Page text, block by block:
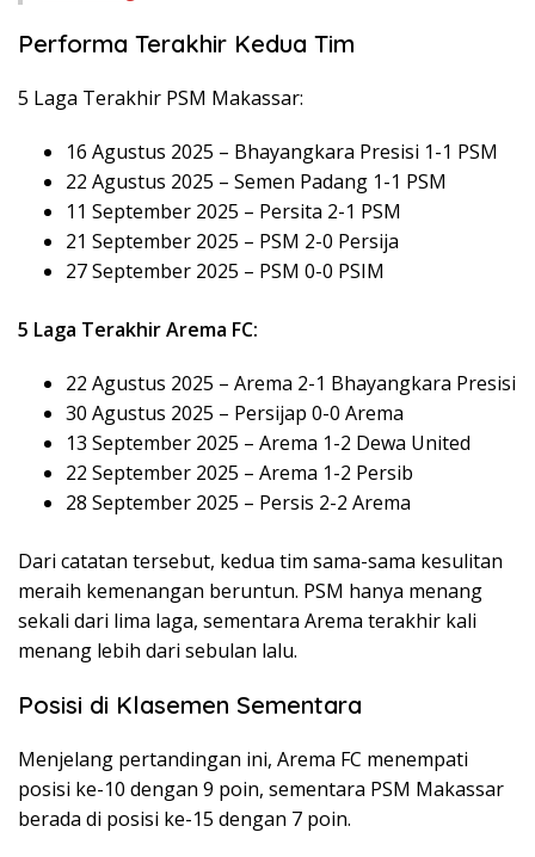
Performa Terakhir Kedua Tim
5 Laga Terakhir PSM Makassar:
16 Agustus 2025 – Bhayangkara Presisi 1-1 PSM
22 Agustus 2025 – Semen Padang 1-1 PSM
11 September 2025 – Persita 2-1 PSM
21 September 2025 – PSM 2-0 Persija
27 September 2025 – PSM 0-0 PSIM
5 Laga Terakhir Arema FC:
22 Agustus 2025 – Arema 2-1 Bhayangkara Presisi
30 Agustus 2025 – Persijap 0-0 Arema
13 September 2025 – Arema 1-2 Dewa United
22 September 2025 – Arema 1-2 Persib
28 September 2025 – Persis 2-2 Arema
Dari catatan tersebut, kedua tim sama-sama kesulitan
meraih kemenangan beruntun. PSM hanya menang
sekali dari lima laga, sementara Arema terakhir kali
menang lebih dari sebulan lalu.
Posisi di Klasemen Sementara
Menjelang pertandingan ini, Arema FC menempati
posisi ke-10 dengan 9 poin, sementara PSM Makassar
berada di posisi ke-15 dengan 7 poin.